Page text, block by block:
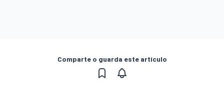
Comparte o guarda este artículo